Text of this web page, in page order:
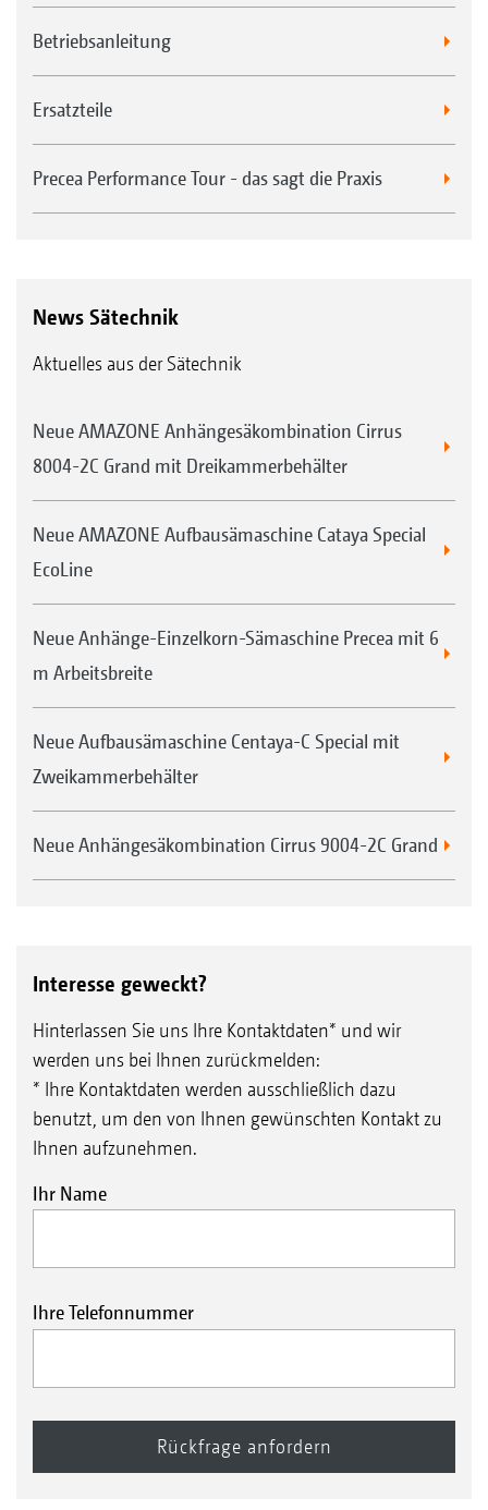
Betriebsanleitung
Ersatzteile
Precea Performance Tour - das sagt die Praxis
News Sätechnik
Aktuelles aus der Sätechnik
Neue AMAZONE Anhängesäkombination Cirrus
8004-2C Grand mit Dreikammerbehälter
Neue AMAZONE Aufbausämaschine Cataya Special
EcoLine
Neue Anhänge-Einzelkorn-Sämaschine Precea mit 6
m Arbeitsbreite
Neue Aufbausämaschine Centaya-C Special mit
Zweikammerbehälter
Neue Anhängesäkombination Cirrus 9004-2C Grand
Interesse geweckt?
Hinterlassen Sie uns Ihre Kontaktdaten* und wir
werden uns bei Ihnen zurückmelden:
* Ihre Kontaktdaten werden ausschließlich dazu
benutzt, um den von Ihnen gewünschten Kontakt zu
Ihnen aufzunehmen.
Ihr Name
Ihre Telefonnummer